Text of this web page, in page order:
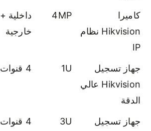
كاميرا
Hikvision نظام
IP
4MP
داخلية +
خارجية
جهاز تسجيل
Hikvision عالي
الدقة
1U 4 قنوات
جهاز تسجيل
3U 4 قنوات